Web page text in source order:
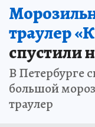
траулер
спустили
В Петербурге
большой
траулер